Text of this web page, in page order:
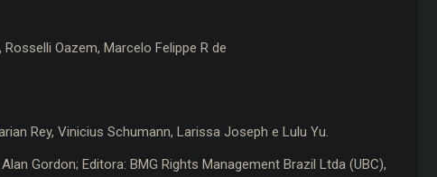
Oazem, Marcelo Felippe R de
Rey, Vinicius Schumann, Larissa Joseph e Lulu Yu.
Gordon; Editora: BMG Rights Management Brazil Ltda (UBC),